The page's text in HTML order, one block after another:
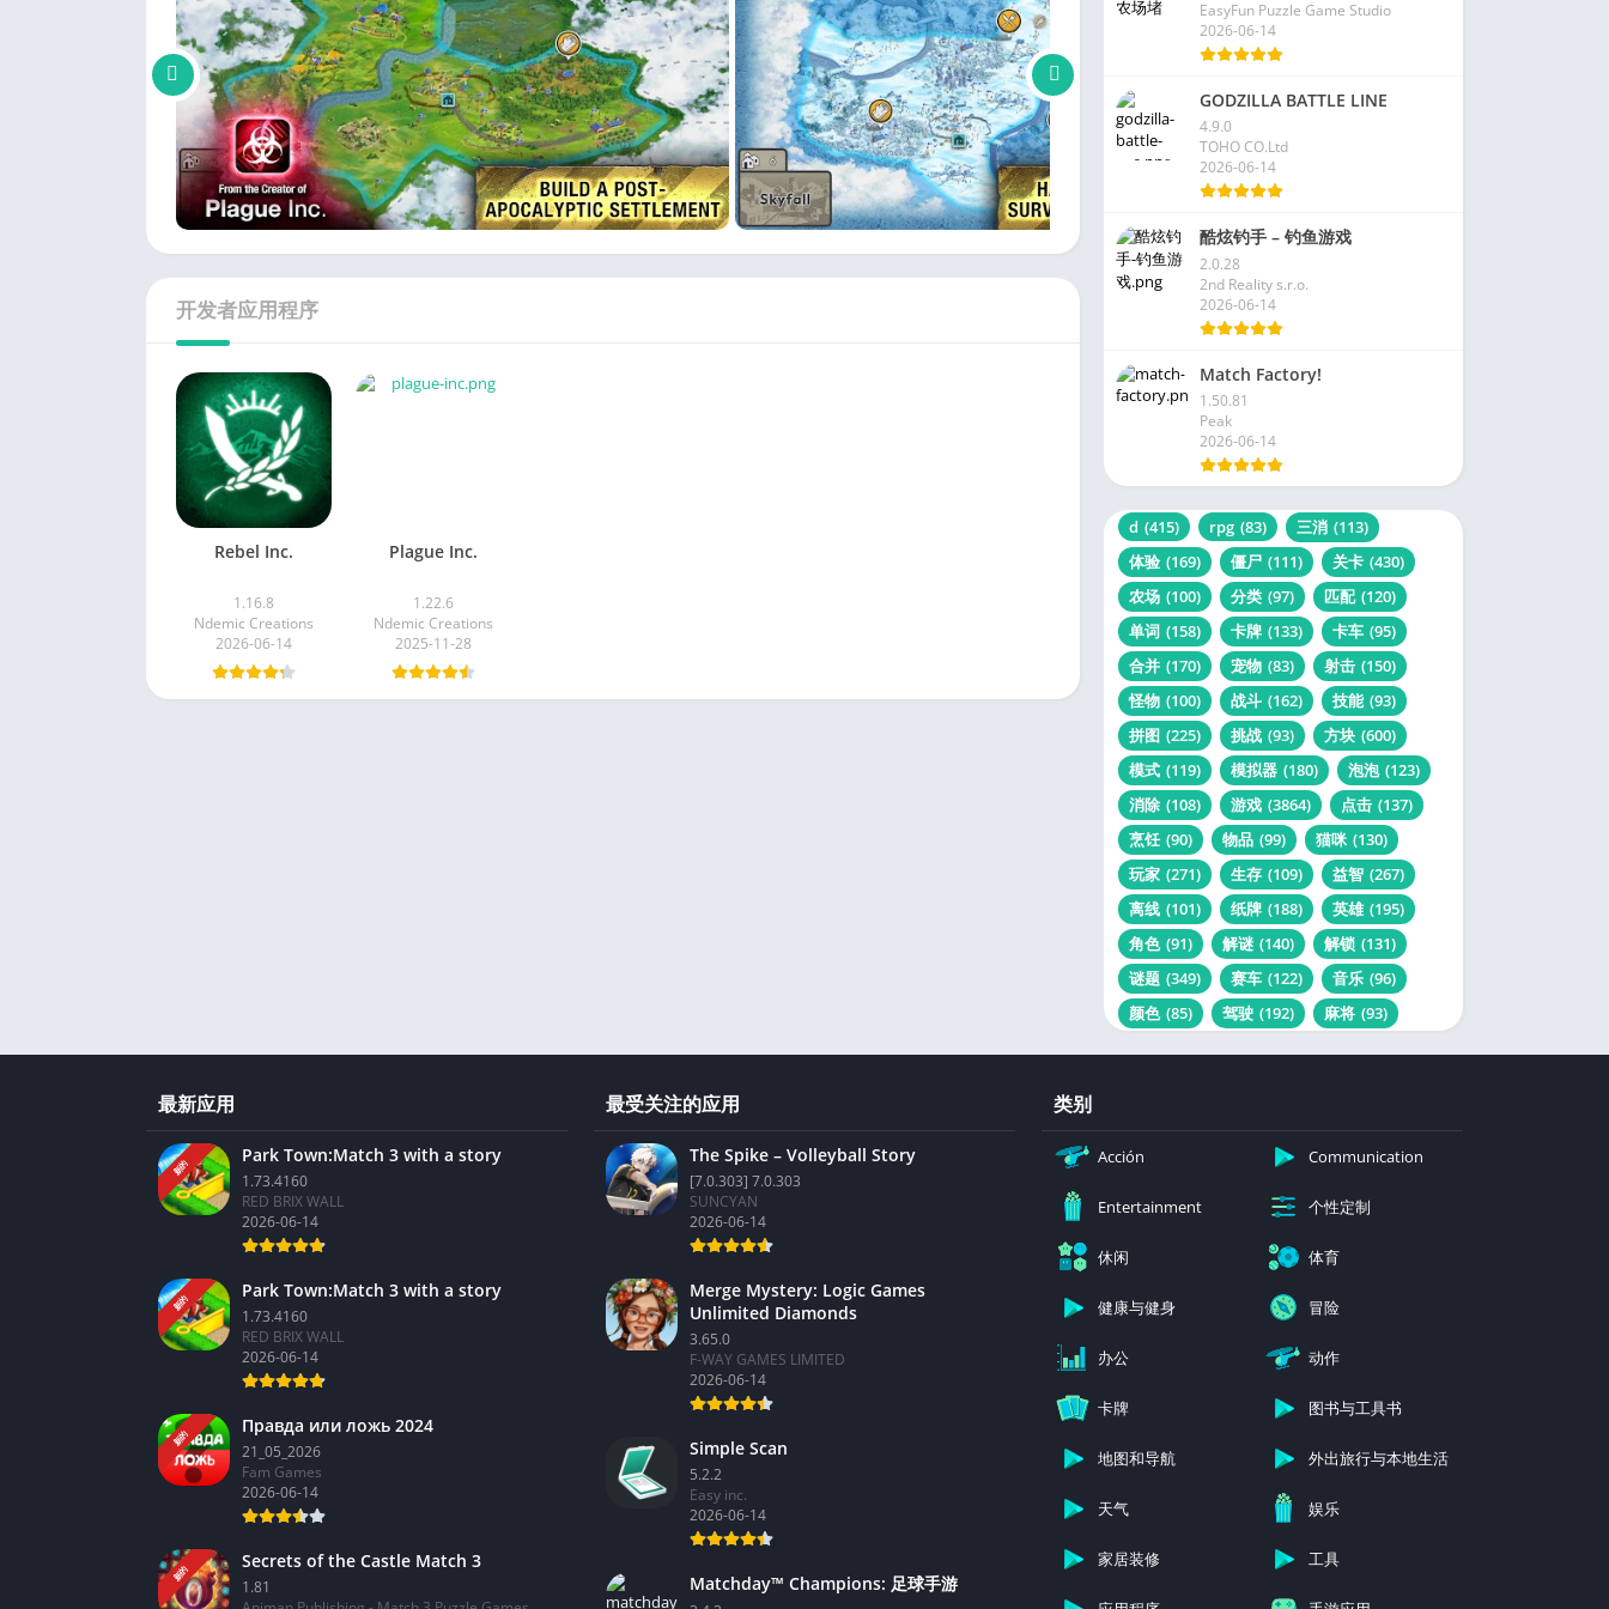
开发者应用程序
Rebel Inc.
1.16.8
Ndemic Creations
2026-06-14
Plague Inc.
1.22.6
Ndemic Creations
2025-11-28
EasyFun Puzzle Game Studio
2026-06-14
GODZILLA BATTLE LINE
4.9.0
TOHO CO.Ltd
2026-06-14
酷炫钓手 – 钓鱼游戏
2.0.28
2nd Reality s.r.o.
2026-06-14
Match Factory!
1.50.81
Peak
2026-06-14
d (415) rpg (83) 三消 (113)
体验 (169) 僵尸 (111) 关卡 (430)
农场 (100) 分类 (97) 匹配 (120)
单词 (158) 卡牌 (133) 卡车 (95)
合并 (170) 宠物 (83) 射击 (150)
怪物 (100) 战斗 (162) 技能 (93)
拼图 (225) 挑战 (93) 方块 (600)
模式 (119) 模拟器 (180) 泡泡 (123)
消除 (108) 游戏 (3864) 点击 (137)
烹饪 (90) 物品 (99) 猫咪 (130)
玩家 (271) 生存 (109) 益智 (267)
离线 (101) 纸牌 (188) 英雄 (195)
角色 (91) 解谜 (140) 解锁 (131)
谜题 (349) 赛车 (122) 音乐 (96)
颜色 (85) 驾驶 (192) 麻将 (93)
最新应用
新的
Park Town:Match 3 with a story
1.73.4160
RED BRIX WALL
2026-06-14
新的
Park Town:Match 3 with a story
1.73.4160
RED BRIX WALL
2026-06-14
新的
Правда или ложь 2024
21_05_2026
Fam Games
2026-06-14
新的
Secrets of the Castle Match 3
1.81
最受关注的应用
The Spike – Volleyball Story
[7.0.303] 7.0.303
SUNCYAN
2026-06-14
Merge Mystery: Logic Games
Unlimited Diamonds
3.65.0
F-WAY GAMES LIMITED
2026-06-14
Simple Scan
5.2.2
Easy inc.
2026-06-14
Matchday™ Champions: 足球手游
类别
Acción Communication
Entertainment 个性定制
休闲 体育
健康与健身 冒险
办公 动作
卡牌 图书与工具书
地图和导航 外出旅行与本地生活
天气 娱乐
家居装修 工具